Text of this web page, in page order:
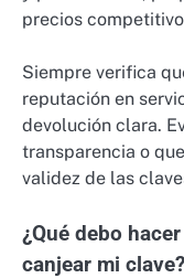
precios
Siempre verifica
reputación en
devolución clara.
transparencia o
validez de las
¿Qué debo
canjear mi clave?